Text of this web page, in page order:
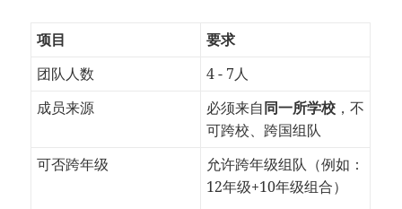
项目
要求
团队人数
4 - 7人
成员来源
必须来自同一所学校 ，不
可跨校、跨国组队
可否跨年级
允许跨年级组队（例如：
12年级+10年级组合）